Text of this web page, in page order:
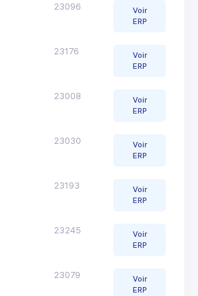
23096
Voir
ERP
23176
Voir
ERP
23008
Voir
ERP
23030
Voir
ERP
23193
Voir
ERP
23245
Voir
ERP
23079
Voir
ERP